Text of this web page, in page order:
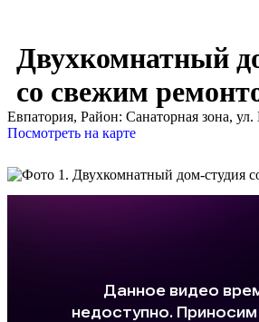
Двухкомнатный
со свежим
Евпатория, Район: Санаторная зона, ул.
Посмотреть на карте